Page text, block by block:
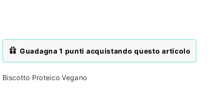
Guadagna 1 punti acquistando questo articolo
Biscotto Proteico Vegano